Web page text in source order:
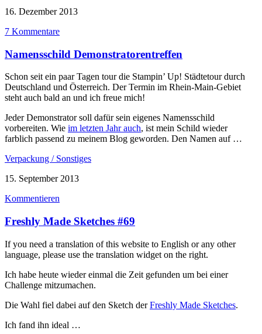
16. Dezember 2013
7 Kommentare
Namensschild Demonstratorentreffen
Schon seit ein paar Tagen tour die Stampin’ Up! Städtetour durch
Deutschland und Österreich. Der Termin im Rhein-Main-Gebiet
steht auch bald an und ich freue mich!
Jeder Demonstrator soll dafür sein eigenes Namensschild
vorbereiten. Wie im letzten Jahr auch, ist mein Schild wieder
farblich passend zu meinem Blog geworden. Den Namen auf …
Verpackung / Sonstiges
15. September 2013
Kommentieren
Freshly Made Sketches #69
If you need a translation of this website to English or any other
language, please use the translation widget on the right.
Ich habe heute wieder einmal die Zeit gefunden um bei einer
Challenge mitzumachen.
Die Wahl fiel dabei auf den Sketch derFreshly Made Sketches.
Ich fand ihn ideal …